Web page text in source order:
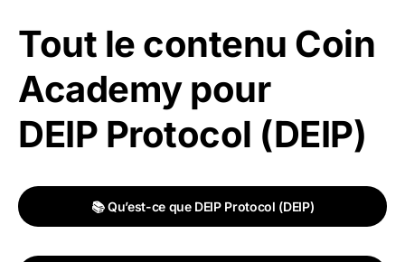
Tout le contenu Coin
Academy pour
DEIP Protocol (DEIP)
📚 Qu’est-ce que DEIP Protocol (DEIP)